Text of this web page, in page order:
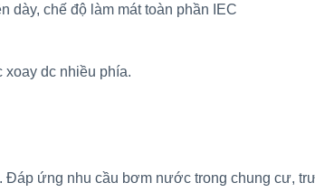
dày, chế độ làm mát toàn phần IEC
xoay dc nhiều phía.
Đáp ứng nhu cầu bơm nước trong chung cư,